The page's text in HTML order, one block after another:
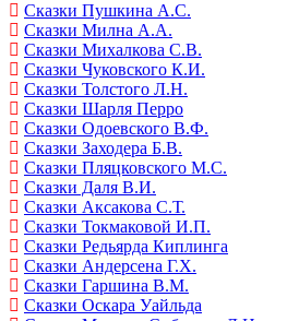
Сказки Пушкина А.С.
Сказки Милна А.А.
Сказки Михалкова С.В.
Сказки Чуковского К.И.
Сказки Толстого Л.Н.
Сказки Шарля Перро
Сказки Одоевского В.Ф.
Сказки Заходера Б.В.
Сказки Пляцковского М.С.
Сказки Даля В.И.
Сказки Аксакова С.Т.
Сказки Токмаковой И.П.
Сказки Редьярда Киплинга
Сказки Андерсена Г.Х.
Сказки Гаршина В.М.
Сказки Оскара Уайльда